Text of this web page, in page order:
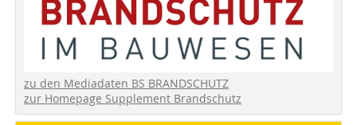
zu den Mediadaten BS BRANDSCHUTZ
zur Homepage Supplement Brandschutz